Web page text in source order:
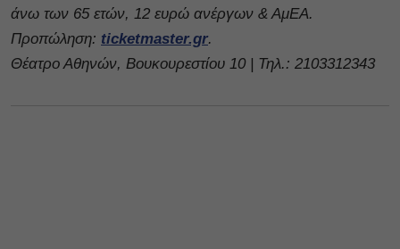
άνω των 65 ετών, 12 ευρώ ανέργων & ΑμΕΑ.
Προπώληση: ticketmaster.gr.
Θέατρο Αθηνών, Βουκουρεστίου 10 | Τηλ.: 2103312343